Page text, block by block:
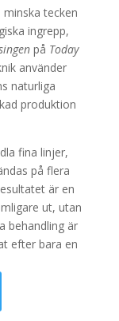
tecken
ingrepp,
på Today
använder
naturliga
produktion
fina linjer,
på flera
är en
ut, utan
behandling är
efter bara en